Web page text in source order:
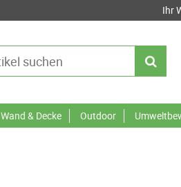
Ihr
Wand & Decke Outdoor